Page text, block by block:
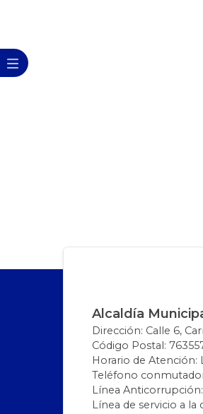
Alcaldía
Dirección: Calle 6,
Código Postal:
Horario de Atención:
Teléfono
Línea
Línea de servicio a la